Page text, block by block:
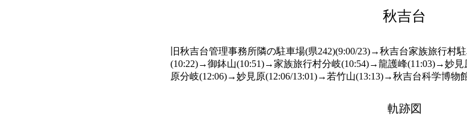
秋吉台
旧秋吉台管理事務所隣の駐車場(県242)(9:00/23)→秋吉台家族旅行村
(10:22)→御鉢山(10:51)→家族旅行村分岐(10:54)→龍護峰(11:03)→妙
原分岐(12:06)→妙見原(12:06/13:01)→若竹山(13:13)→秋吉台科学博物
軌跡図